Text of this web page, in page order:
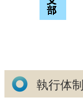
執行体